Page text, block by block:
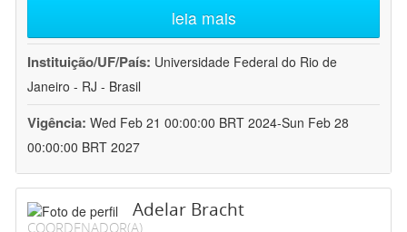
leia mais
Instituição/UF/País: Universidade Federal do Rio de
Janeiro - RJ - Brasil
Vigência: Wed Feb 21 00:00:00 BRT 2024-Sun Feb 28
00:00:00 BRT 2027
Adelar Bracht
COORDENADOR(A)